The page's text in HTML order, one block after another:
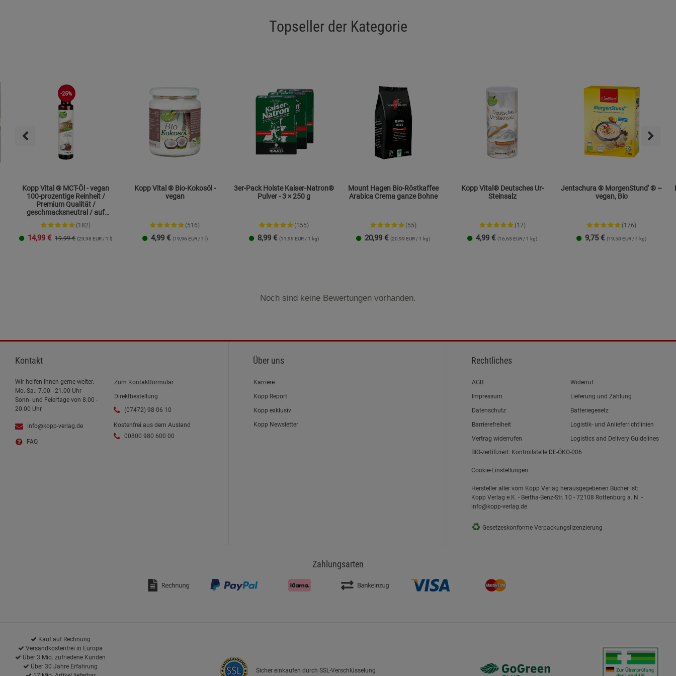
Topseller der Kategorie
-25%
Kopp Vital ® MCT-Öl - vegan
100-prozentige Reinheit /
Premium Qualität /
geschmacksneutral / auf
Kokosölbasis
(182)
14,99 € 19.99 € (29,98 EUR / 1 l)
Kopp Vital ® Bio-Kokosöl -
vegan
(516)
4,99 € (19,96 EUR / 1 l)
3er-Pack Holste Kaiser-Natron®
Pulver - 3 × 250 g
(155)
8,99 € (11,99 EUR / 1 kg)
Mount Hagen Bio-Röstkaffee
Arabica Crema ganze Bohne
(55)
20,99 € (20,99 EUR / 1 kg)
Kopp Vital® Deutsches Ur-
Steinsalz
(17)
4,99 € (16,63 EUR / 1 kg)
Jentschura ® MorgenStund' ® –
vegan, Bio
(176)
9,75 € (19,50 EUR / 1 kg)
Noch sind keine Bewertungen vorhanden.
Kontakt
Wir helfen Ihnen gerne weiter.
Mo.-Sa.: 7.00 - 21.00 Uhr
Sonn- und Feiertage von 8.00 -
20.00 Uhr
info@kopp-verlag.de
FAQ
Zum Kontaktformular
Direktbestellung
(07472) 98 06 10
Kostenfrei aus dem Ausland
00800 980 600 00
Über uns
Karriere
Kopp Report
Kopp exklusiv
Kopp Newsletter
Rechtliches
Link zum/zur
AGB
Link zum/zur
Impressum
Link zum/zur
Datenschutz
Link zum/zur
Barrierefreiheit
Vertrag widerrufen
Widerruf
Lieferung und Zahlung
Batteriegesetz
Logistik- und Anlieferrichtlinien
Logistics and Delivery Guidelines
BIO-zertifiziert: Kontrollstelle DE-ÖKO-006
Cookie-Einstellungen
Hersteller aller vom Kopp Verlag herausgegebenen Bücher ist:
Kopp Verlag e.K. - Bertha-Benz-Str. 10 - 72108 Rottenburg a. N. -
info@kopp-verlag.de
♻ Gesetzeskonforme Verpackungslizenzierung
Zahlungsarten
Kauf auf Rechnung
Versandkostenfrei in Europa
Über 3 Mio. zufriedene Kunden
Über 30 Jahre Erfahrung
Sicher einkaufen durch SSL-Verschlüsselung